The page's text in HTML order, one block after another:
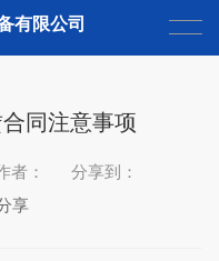
有限公司
同注意事项
者：
分享到：
享